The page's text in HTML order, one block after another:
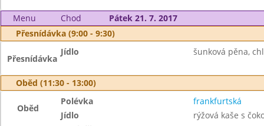
Menu Chod
Pátek 21. 7. 2017
Přesnídávka (9:00 - 9:30)
Přesnídávka
Jídlo šunková pěna,
Oběd (11:30 - 13:00)
Oběd
Polévka
frankfurtská
Jídlo
rýžová kaše s